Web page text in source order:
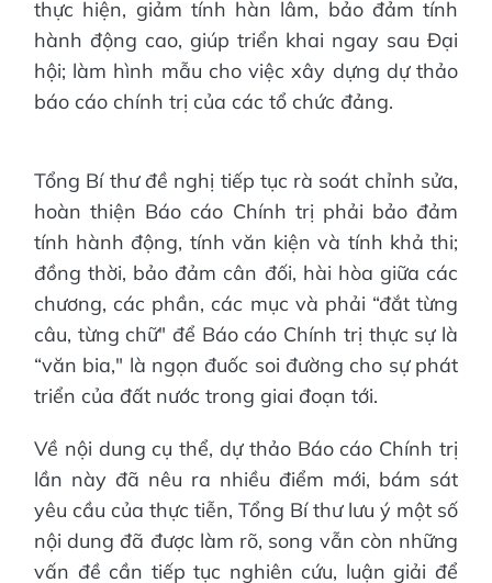
thực hiện, giảm tính hàn lâm, bảo đảm tính
hành động cao, giúp triển khai ngay sau Đại
hội; làm hình mẫu cho việc xây dựng dự thảo
báo cáo chính trị của các tổ chức đảng.
Tổng Bí thư đề nghị tiếp tục rà soát chỉnh sửa,
hoàn thiện Báo cáo Chính trị phải bảo đảm
tính hành động, tính văn kiện và tính khả thi;
đồng thời, bảo đảm cân đối, hài hòa giữa các
chương, các phần, các mục và phải “đắt từng
câu, từng chữ" để Báo cáo Chính trị thực sự là
“văn bia," là ngọn đuốc soi đường cho sự phát
triển của đất nước trong giai đoạn tới.
Về nội dung cụ thể, dự thảo Báo cáo Chính trị
lần này đã nêu ra nhiều điểm mới, bám sát
yêu cầu của thực tiễn, Tổng Bí thư lưu ý một số
nội dung đã được làm rõ, song vẫn còn những
vấn đề cần tiếp tục nghiên cứu, luận giải để